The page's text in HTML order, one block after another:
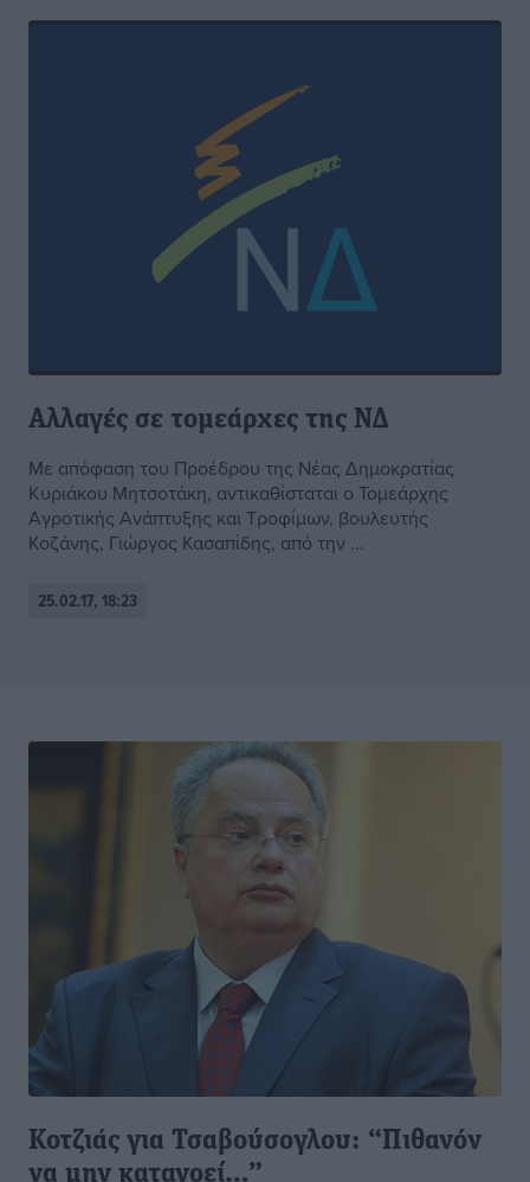
Αλλαγές σε τομεάρχες της ΝΔ
Με απόφαση του Προέδρου της Νέας Δημοκρατίας
Κυριάκου Μητσοτάκη, αντικαθίσταται ο Τομεάρχης
Αγροτικής Ανάπτυξης και Τροφίμων, βουλευτής
Κοζάνης, Γιώργος Κασαπίδης, από την ...
25.02.17, 18:23
Κοτζιάς για Τσαβούσογλου: “Πιθανόν
να μην κατανοεί…”